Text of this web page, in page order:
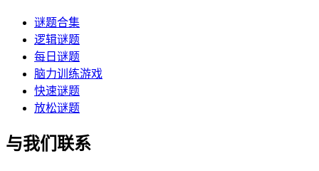
谜题合集
逻辑谜题
每日谜题
脑力训练游戏
快速谜题
放松谜题
与我们联系